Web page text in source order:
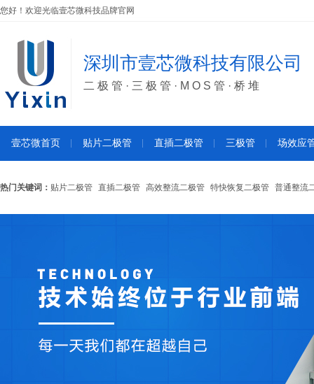
您好！欢迎光临壹芯微科技品牌官网
深圳市壹芯微科技有限公司
二极管·三极管·MOS管·桥堆
壹芯微首页 贴片二极管 直插二极管 三极管 场效应
热门关键词： 贴片二极管 直插二极管 高效整流二极管 特快恢复二极管 普通整流